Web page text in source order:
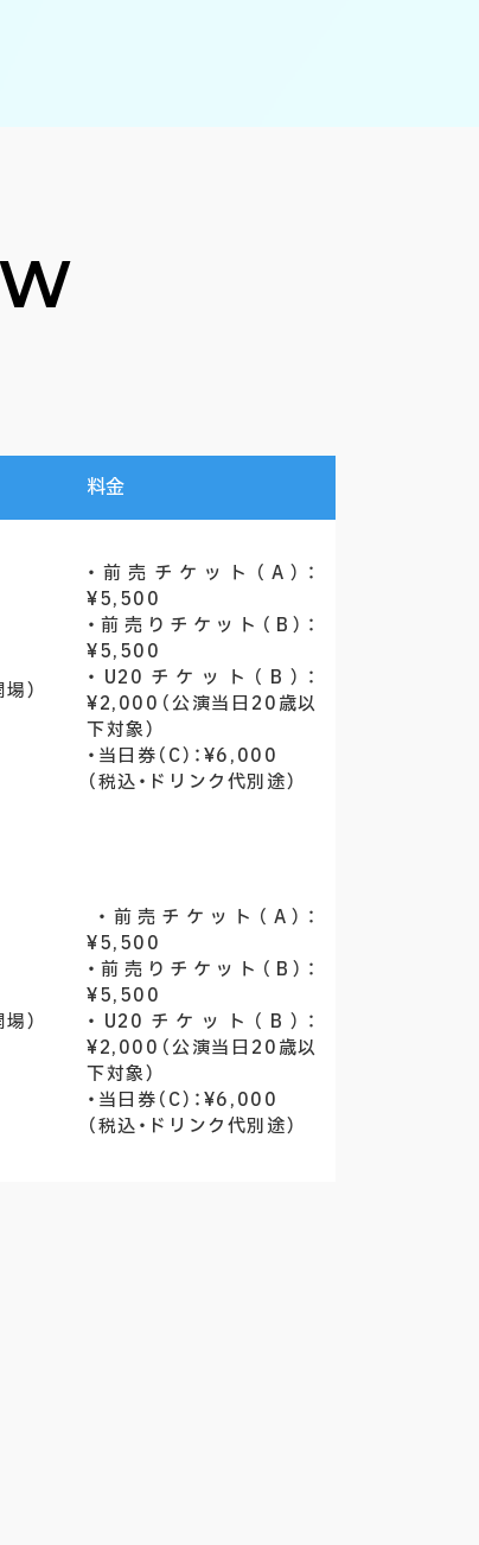
料金
）
・前売チケット（A）：
¥5,500
・前売りチケット（B）：
¥5,500
・U20チケット（B）：
¥2,000（公演当日20歳以
下対象）
・当日券（C）：¥6,000
（税込・ドリンク代別途）
）
・前売チケット（A）：
¥5,500
・前売りチケット（B）：
¥5,500
・U20チケット（B）：
¥2,000（公演当日20歳以
下対象）
・当日券（C）：¥6,000
（税込・ドリンク代別途）